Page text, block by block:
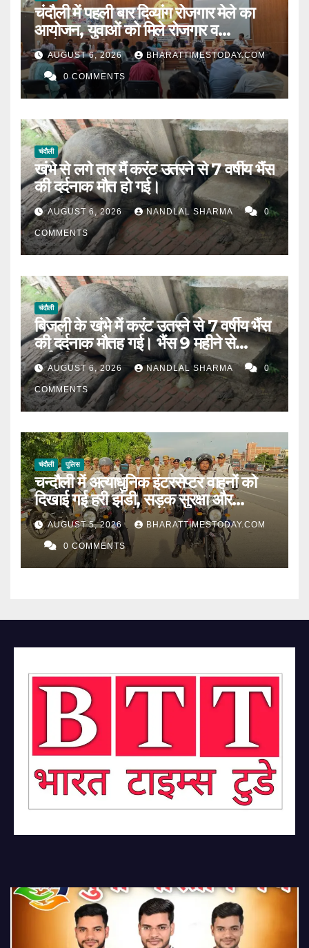
चंदौली में पहली बार दिव्यांग रोजगार मेले का
आयोजन, युवाओं को मिले रोजगार व
स्वरोजगार के अवसर ।
AUGUST 6, 2026 BHARATTIMESTODAY.COM
0 COMMENTS
चंदौली
खंभे से लगे तार मैं करंट उतरने से 7 वर्षीय भैंस
की दर्दनाक मौत हो गई।
AUGUST 6, 2026 NANDLAL SHARMA 0
COMMENTS
चंदौली
बिजली के खंभे में करंट उतरने से 7 वर्षीय भैंस
की दर्दनाक मौतह गई। भैंस 9 महीने से
गर्भवती थी।
AUGUST 6, 2026 NANDLAL SHARMA 0
COMMENTS
चंदौली पुलिस
चन्दौली में अत्याधुनिक इंटरसेप्टर वाहनों को
दिखाई गई हरी झंडी, सड़क सुरक्षा और
यातायात व्यवस्था होगी और मजबूत l
AUGUST 5, 2026 BHARATTIMESTODAY.COM
0 COMMENTS